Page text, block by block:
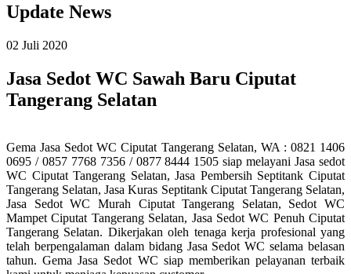
Update News
02 Juli 2020
Jasa Sedot WC Sawah Baru Ciputat
Tangerang Selatan
Gema Jasa Sedot WC Ciputat Tangerang Selatan, WA : 0821 1406
0695 / 0857 7768 7356 / 0877 8444 1505 siap melayani Jasa sedot
WC Ciputat Tangerang Selatan, Jasa Pembersih Septitank Ciputat
Tangerang Selatan, Jasa Kuras Septitank Ciputat Tangerang Selatan,
Jasa Sedot WC Murah Ciputat Tangerang Selatan, Sedot WC
Mampet Ciputat Tangerang Selatan, Jasa Sedot WC Penuh Ciputat
Tangerang Selatan. Dikerjakan oleh tenaga kerja profesional yang
telah berpengalaman dalam bidang Jasa Sedot WC selama belasan
tahun. Gema Jasa Sedot WC siap memberikan pelayanan terbaik